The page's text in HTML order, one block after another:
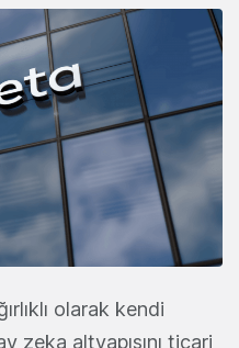
olarak kendi
zeka altyapısını ticari